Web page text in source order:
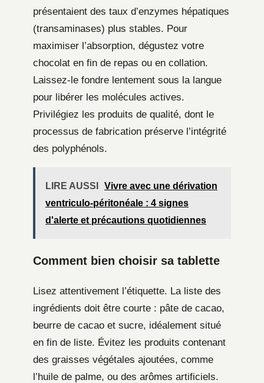
présentaient des taux d’enzymes hépatiques
(transaminases) plus stables. Pour
maximiser l’absorption, dégustez votre
chocolat en fin de repas ou en collation.
Laissez-le fondre lentement sous la langue
pour libérer les molécules actives.
Privilégiez les produits de qualité, dont le
processus de fabrication préserve l’intégrité
des polyphénols.
LIRE AUSSI
Vivre avec une dérivation
ventriculo-péritonéale : 4 signes
d'alerte et précautions quotidiennes
Comment bien choisir sa tablette
Lisez attentivement l’étiquette. La liste des
ingrédients doit être courte : pâte de cacao,
beurre de cacao et sucre, idéalement situé
en fin de liste. Évitez les produits contenant
des graisses végétales ajoutées, comme
l’huile de palme, ou des arômes artificiels.